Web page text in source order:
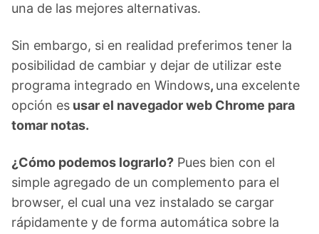
una de las mejores alternativas.
Sin embargo, si en realidad preferimos tener la
posibilidad de cambiar y dejar de utilizar este
programa integrado en Windows, una excelente
opción es usar el navegador web Chrome para
tomar notas.
¿Cómo podemos lograrlo? Pues bien con el
simple agregado de un complemento para el
browser, el cual una vez instalado se cargar
rápidamente y de forma automática sobre la